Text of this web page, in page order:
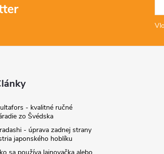
- kvalitné ručné
zo Švédska
- úprava zadnej strany
japonského hoblíku